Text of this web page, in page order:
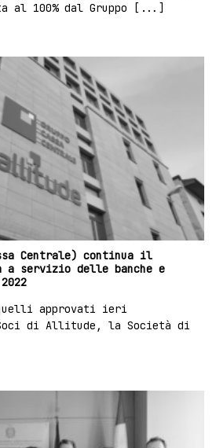
al 100% dal Gruppo [...]
Centrale) continua il
a servizio delle banche e
approvati ieri
Soci di Allitude, la Società di